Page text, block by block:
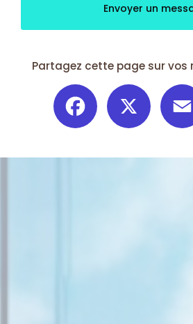
Envoyer un
Partagez cette page sur vos
Facebook